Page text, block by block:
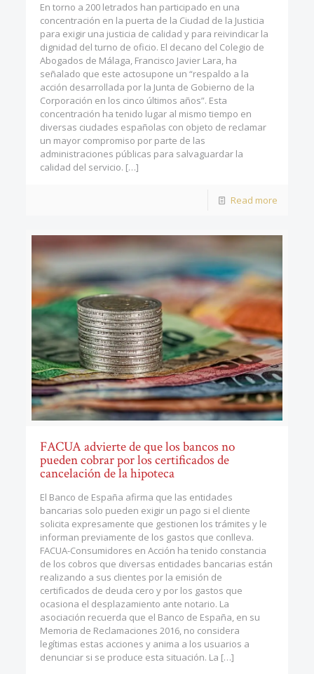
En torno a 200 letrados han participado en una
concentración en la puerta de la Ciudad de la Justicia
para exigir una justicia de calidad y para reivindicar la
dignidad del turno de oficio. El decano del Colegio de
Abogados de Málaga, Francisco Javier Lara, ha
señalado que este actosupone un “respaldo a la
acción desarrollada por la Junta de Gobierno de la
Corporación en los cinco últimos años”. Esta
concentración ha tenido lugar al mismo tiempo en
diversas ciudades españolas con objeto de reclamar
un mayor compromiso por parte de las
administraciones públicas para salvaguardar la
calidad del servicio. […]
Read more
FACUA advierte de que los bancos no
pueden cobrar por los certificados de
cancelación de la hipoteca
El Banco de España afirma que las entidades
bancarias solo pueden exigir un pago si el cliente
solicita expresamente que gestionen los trámites y le
informan previamente de los gastos que conlleva.
FACUA-Consumidores en Acción ha tenido constancia
de los cobros que diversas entidades bancarias están
realizando a sus clientes por la emisión de
certificados de deuda cero y por los gastos que
ocasiona el desplazamiento ante notario. La
asociación recuerda que el Banco de España, en su
Memoria de Reclamaciones 2016, no considera
legítimas estas acciones y anima a los usuarios a
denunciar si se produce esta situación. La […]